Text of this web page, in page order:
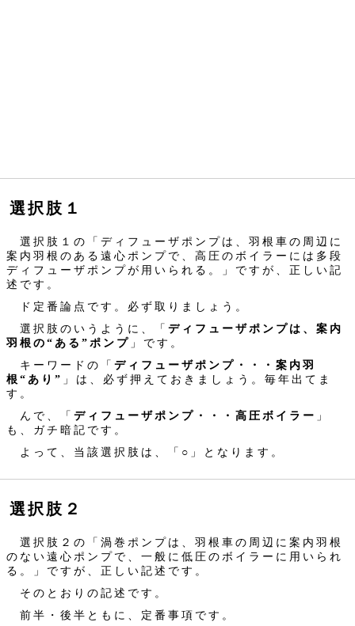
選択肢１
選択肢１の「ディフューザポンプは、羽根車の周辺に
案内羽根のある遠心ポンプで、高圧のボイラーには多段
ディフューザポンプが用いられる。」ですが、正しい記
述です。
ド定番論点です。必ず取りましょう。
選択肢のいうように、「 ディフューザポンプは、案内
羽根の“ある”ポンプ 」です。
キーワードの「 ディフューザポンプ・・・案内羽
根“あり” 」は、必ず押えておきましょう。毎年出てま
す。
んで、「 ディフューザポンプ・・・高圧ボイラー 」
も、ガチ暗記です。
よって、当該選択肢は、「○」となります。
選択肢２
選択肢２の「渦巻ポンプは、羽根車の周辺に案内羽根
のない遠心ポンプで、一般に低圧のボイラーに用いられ
る。」ですが、正しい記述です。
そのとおりの記述です。
前半・後半ともに、定番事項です。